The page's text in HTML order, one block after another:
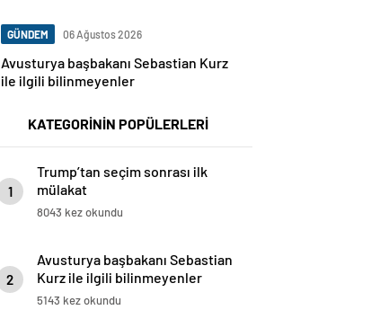
GÜNDEM 06 Ağustos 2026
Avusturya başbakanı Sebastian Kurz
ile ilgili bilinmeyenler
KATEGORİNİN POPÜLERLERİ
1
Trump’tan seçim sonrası ilk
mülakat
8043 kez okundu
2
Avusturya başbakanı Sebastian
Kurz ile ilgili bilinmeyenler
5143 kez okundu